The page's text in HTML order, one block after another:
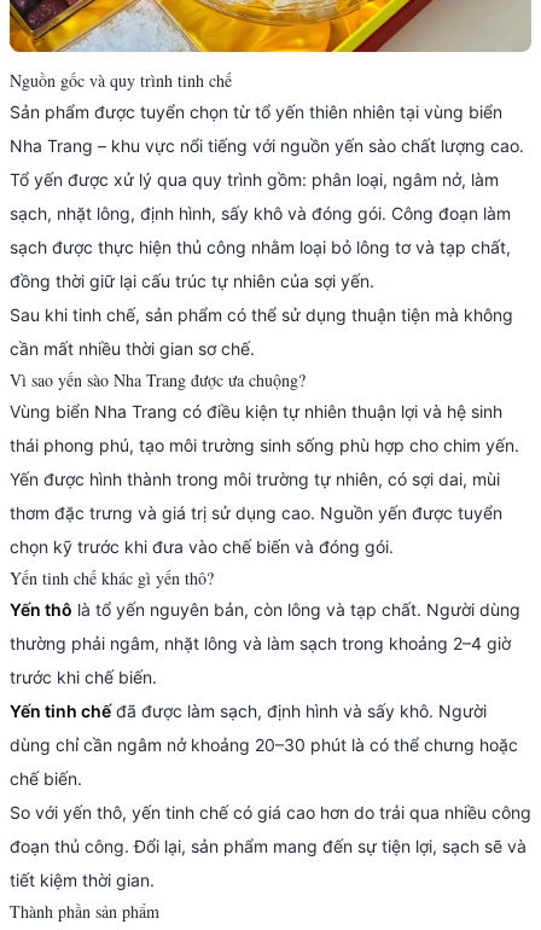
Nguồn gốc và quy trình tinh chế
Sản phẩm được tuyển chọn từ tổ yến thiên nhiên tại vùng biển
Nha Trang – khu vực nổi tiếng với nguồn yến sào chất lượng cao.
Tổ yến được xử lý qua quy trình gồm: phân loại, ngâm nở, làm
sạch, nhặt lông, định hình, sấy khô và đóng gói. Công đoạn làm
sạch được thực hiện thủ công nhằm loại bỏ lông tơ và tạp chất,
đồng thời giữ lại cấu trúc tự nhiên của sợi yến.
Sau khi tinh chế, sản phẩm có thể sử dụng thuận tiện mà không
cần mất nhiều thời gian sơ chế.
Vì sao yến sào Nha Trang được ưa chuộng?
Vùng biển Nha Trang có điều kiện tự nhiên thuận lợi và hệ sinh
thái phong phú, tạo môi trường sinh sống phù hợp cho chim yến.
Yến được hình thành trong môi trường tự nhiên, có sợi dai, mùi
thơm đặc trưng và giá trị sử dụng cao. Nguồn yến được tuyển
chọn kỹ trước khi đưa vào chế biến và đóng gói.
Yến tinh chế khác gì yến thô?
Yến thô là tổ yến nguyên bản, còn lông và tạp chất. Người dùng
thường phải ngâm, nhặt lông và làm sạch trong khoảng 2–4 giờ
trước khi chế biến.
Yến tinh chếđã được làm sạch, định hình và sấy khô. Người
dùng chỉ cần ngâm nở khoảng 20–30 phút là có thể chưng hoặc
chế biến.
So với yến thô, yến tinh chế có giá cao hơn do trải qua nhiều công
đoạn thủ công. Đổi lại, sản phẩm mang đến sự tiện lợi, sạch sẽ và
tiết kiệm thời gian.
Thành phần sản phẩm